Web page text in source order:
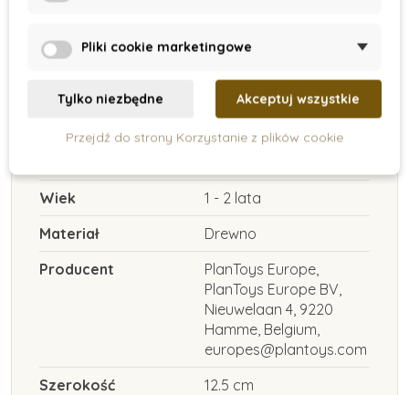
Wiek
1 - 2 lata
Materiał
Drewno
Producent
PlanToys Europe,
PlanToys Europe BV,
Nieuwelaan 4, 9220
Hamme, Belgium,
europes@plantoys.com
Szerokość
12.5 cm
Pliki cookie marketingowe
Tylko niezbędne Akceptuj wszystkie
Przejdź do strony Korzystanie z plików cookie